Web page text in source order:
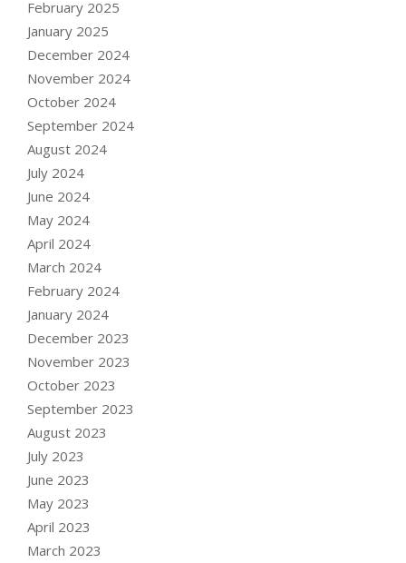
February 2025
January 2025
December 2024
November 2024
October 2024
September 2024
August 2024
July 2024
June 2024
May 2024
April 2024
March 2024
February 2024
January 2024
December 2023
November 2023
October 2023
September 2023
August 2023
July 2023
June 2023
May 2023
April 2023
March 2023